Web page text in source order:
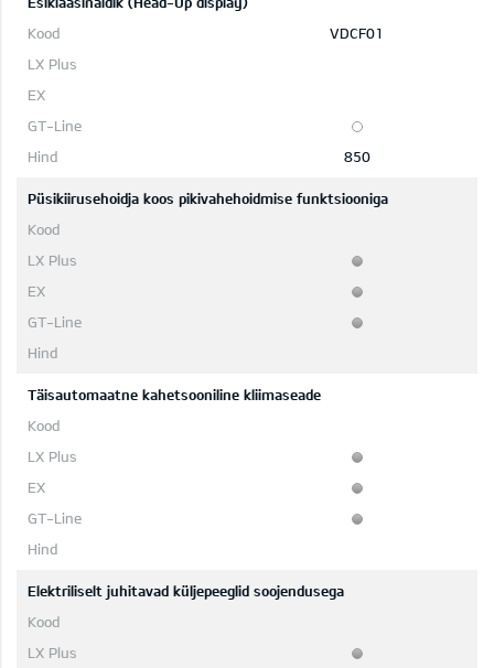
VDCF01
850
Püsikiirusehoidja koos pikivahehoidmise funktsiooniga
Täisautomaatne kahetsooniline kliimaseade
Elektriliselt juhitavad küljepeeglid soojendusega